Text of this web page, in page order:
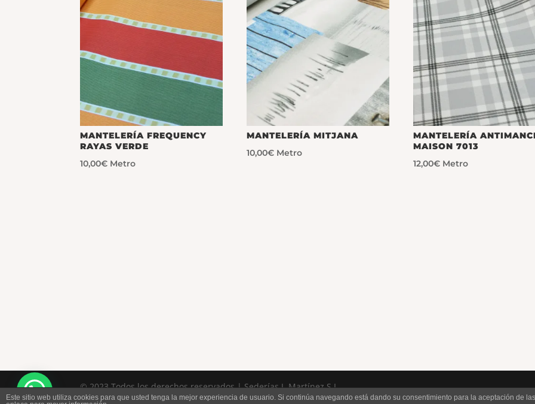
MANTELERÍA FREQUENCY
RAYAS VERDE
10,00€ Metro
MANTELERÍA MITJANA
10,00€ Metro
MANTELERÍA
MAISON 7013
12,00€ Metro
© 2023 Todos los derechos reservados | Sederías J. Martínez S.L.
Este sitio web utiliza cookies para que usted tenga la mejor experiencia de usuario. Si continúa navegando está dando su consentimiento para la aceptación de